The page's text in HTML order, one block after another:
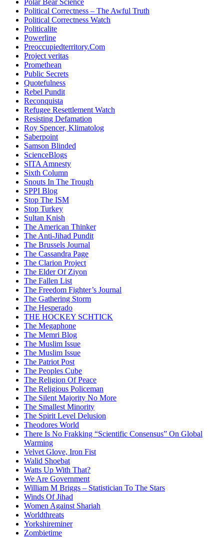
Polar Bear Science
Political Correctness – The Awful Truth
Political Correctness Watch
Politicalite
Powerline
Preoccupiedterritory.Com
Project veritas
Promethean
Public Secrets
Quotefulness
Rebel Pundit
Reconquista
Refugee Resettlement Watch
Resisting Defamation
Roy Spencer, Klimatolog
Saberpoint
Samson Blinded
ScienceBlogs
SITA Amnesty
Sixth Column
Snouts In The Trough
SPPI Blog
Stop The ISM
Stop Turkey
Sultan Knish
The American Thinker
The Anti-Jihad Pundit
The Brussels Journal
The Cassandra Page
The Clarion Project
The Elder Of Ziyon
The Fallen List
The Freedom Fighter’s Journal
The Gathering Storm
The Hesperado
THE HOCKEY SCHTICK
The Megaphone
The Memri Blog
The Muslim Issue
The Muslim Issue
The Patriot Post
The Peoples Cube
The Religion Of Peace
The Religious Policeman
The Silent Majority No More
The Smallest Minority
The Spirit Level Delusion
Theodores World
There Is No Frakking “Scientific Consensus” On Global
Warming
Velvet Glove, Iron Fist
Walid Shoebat
Watts Up With That?
We Are Government
William M Briggs – Statistician To The Stars
Winds Of Jihad
Women Against Shariah
Worldthreats
Yorkshireminer
Zombietime